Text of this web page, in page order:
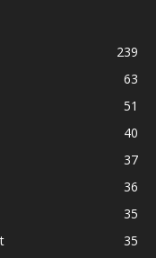
239
63
51
40
37
36
35
35